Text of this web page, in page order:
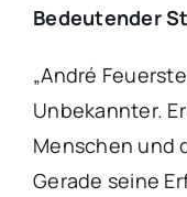
Bedeutender
„André
Unbekannter.
Menschen und
Gerade seine